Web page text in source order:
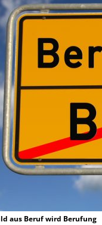
aus Beruf wird Berufung